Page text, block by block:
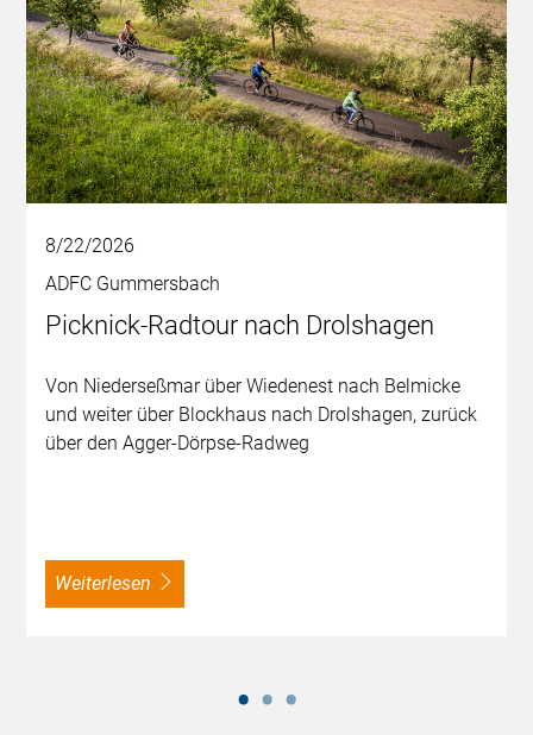
8/22/2026
ADFC Gummersbach
Picknick-Radtour nach Drolshagen
Von Niederseßmar über Wiedenest nach Belmicke
und weiter über Blockhaus nach Drolshagen, zurück
über den Agger-Dörpse-Radweg
weiterlesen